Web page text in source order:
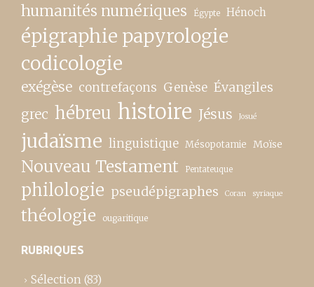
humanités numériques Égypte Hénoch
épigraphie papyrologie
codicologie
exégèse contrefaçons Genèse Évangiles
grec hébreu histoire Jésus Josué
judaïsme linguistique Mésopotamie Moïse
Nouveau Testament Pentateuque
philologie pseudépigraphes Coran syriaque
théologie ougaritique
RUBRIQUES
Sélection (83)